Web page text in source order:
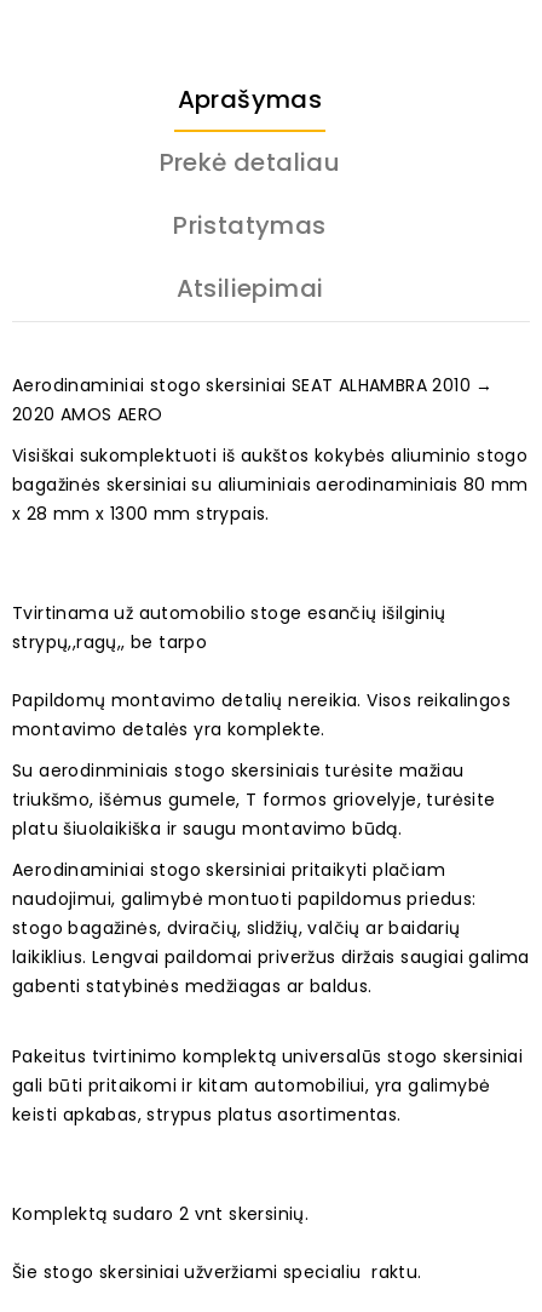
Aprašymas
Prekė detaliau
Pristatymas
Atsiliepimai
Aerodinaminiai stogo skersiniai SEAT ALHAMBRA 2010 →
2020 AMOS AERO
Visiškai sukomplektuoti iš aukštos kokybės aliuminio stogo
bagažinės skersiniai su aliuminiais aerodinaminiais 80 mm
x 28 mm x 1300 mm strypais.
Tvirtinama už automobilio stoge esančių išilginių
strypų,,ragų,, be tarpo
Papildomų montavimo detalių nereikia. Visos reikalingos
montavimo detalės yra komplekte.
Su aerodinminiais stogo skersiniais turėsite mažiau
triukšmo, išėmus gumele, T formos griovelyje, turėsite
platu šiuolaikiška ir saugu montavimo būdą.
Aerodinaminiai stogo skersiniai pritaikyti plačiam
naudojimui, galimybė montuoti papildomus priedus:
stogo bagažinės, dviračių, slidžių, valčių ar baidarių
laikiklius. Lengvai paildomai priveržus diržais saugiai galima
gabenti statybinės medžiagas ar baldus.
Pakeitus tvirtinimo komplektą universalūs stogo skersiniai
gali būti pritaikomi ir kitam automobiliui, yra galimybė
keisti apkabas, strypus platus asortimentas.
Komplektą sudaro 2 vnt skersinių.
Šie stogo skersiniai užveržiami specialiu raktu.